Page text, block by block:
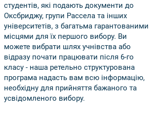
студентів, які подають документи до
Оксбриджу, групи Рассела та інших
університетів, з багатьма гарантованими
місцями для їх першого вибору. Ви
можете вибрати шлях учнівства або
відразу почати працювати після 6-го
класу - наша ретельно структурована
програма надасть вам всю інформацію,
необхідну для прийняття бажаного та
усвідомленого вибору.